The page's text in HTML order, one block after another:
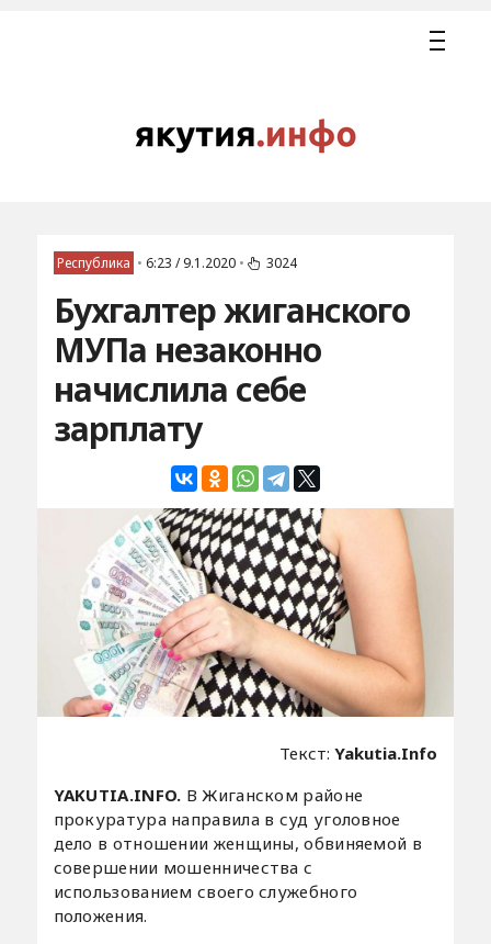
Республика • 6:23 / 9.1.2020 • 3024
Бухгалтер жиганского
МУПа незаконно
начислила себе
зарплату
Текст:Yakutia.Info
YAKUTIA.INFO. В Жиганском районе
прокуратура направила в суд уголовное
дело в отношении женщины, обвиняемой в
совершении мошенничества с
использованием своего служебного
положения.